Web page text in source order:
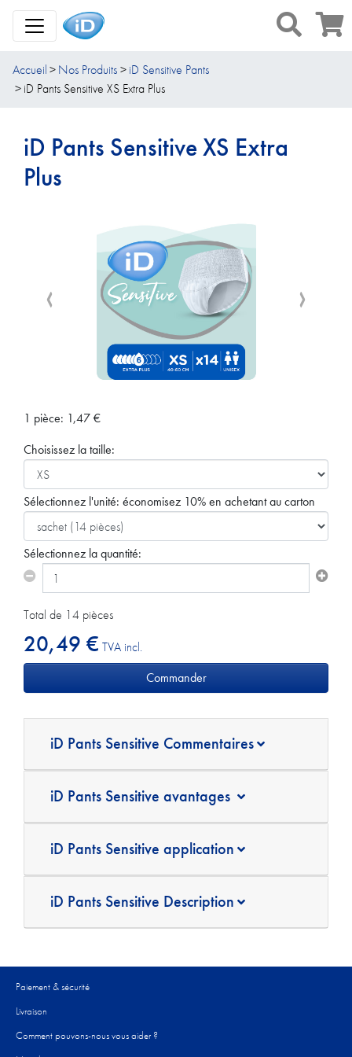
Toggle Navigation
Accueil Nos Produits
iD Sensitive Pants
iD Pants Sensitive XS Extra Plus
iD Pants Sensitive XS Extra
Plus
1 pièce: 1,47€
Choisissez la taille:
Sélectionnez l'unité: économisez 10% en achetant au carton
Sélectionnez la quantité:
Total de 14 pièces
20,49 € TVA incl.
iD Pants Sensitive Commentaires
iD Pants Sensitive avantages
iD Pants Sensitive application
iD Pants Sensitive Description
Paiement & sécurité
Livraison
Comment pouvons-nous vous aider ?​